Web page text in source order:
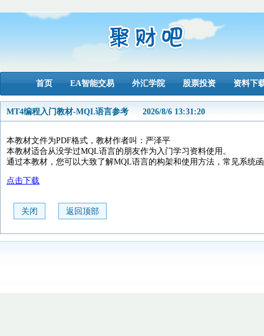
首页 EA智能交易 外汇学院 股票投资 资料下
MT4编程入门教材-MQL语言参考 2026/8/6 13:31:20
本教材文件为PDF格式，教材作者叫：严泽平
本教材适合从没学过MQL语言的朋友作为入门学习资料使用。
通过本教材，您可以大致了解MQL语言的构架和使用方法，常见系统
点击下载
关闭 返回顶部